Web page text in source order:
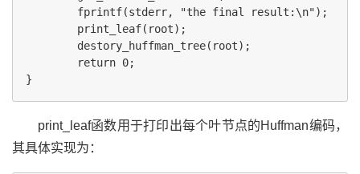
        fprintf(stderr, "the final result:\n");
        print_leaf(root);
        destory_huffman_tree(root);
        return 0;
print_leaf函数用于打印出每个叶节点的Huffman编码，
其具体实现为：